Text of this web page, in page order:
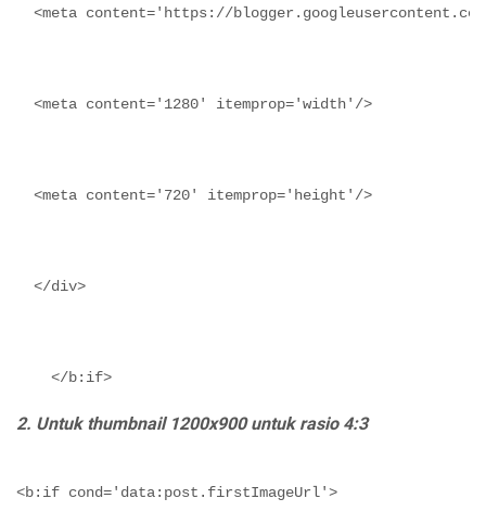
<meta content='https://blogger.googleusercontent.com/img/
<meta content='1280' itemprop='width'/>
<meta content='720' itemprop='height'/>
</div>
</b:if>
2. Untuk thumbnail 1200x900 untuk rasio 4:3
<b:if cond='data:post.firstImageUrl'>